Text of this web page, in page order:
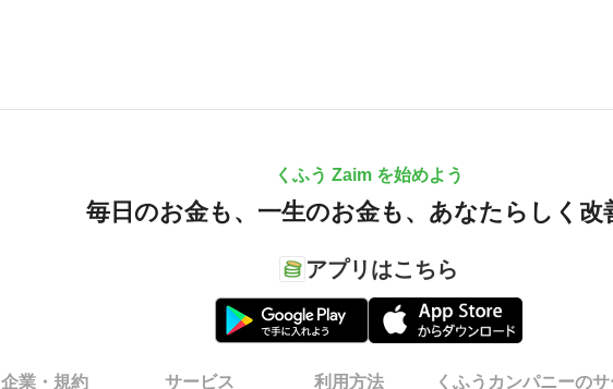
くふう Zaim を始めよう
毎日のお金も、 一生のお金も、 あなたらしく改
アプリはこちら
企業・規約 サービス 利用方法 くふうカンパニーの